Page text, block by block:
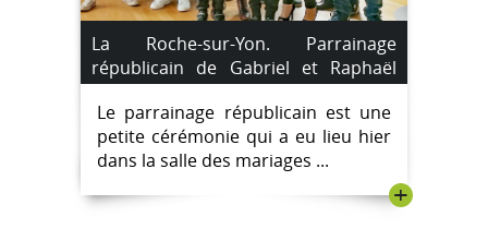
La Roche-sur-Yon. Parrainage
républicain de Gabriel et Raphaël
Saroyan.
Le parrainage républicain est une
petite cérémonie qui a eu lieu hier
dans la salle des mariages ...
+